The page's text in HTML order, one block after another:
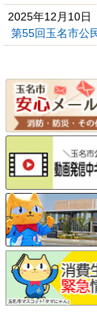
2025年12月10日
第55回玉名市公